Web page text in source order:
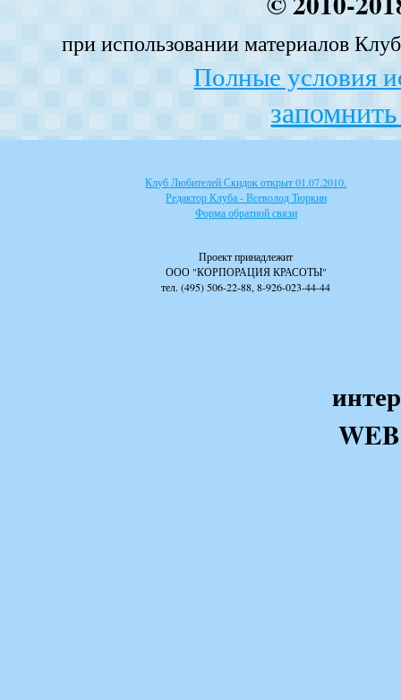
при использовании материалов
Полные условия
Клуб Любителей Скидок открыт 01.07.2010.
Редактор Клуба - Всеволод Тюркин
Форма обратной связи
Проект принадлежит
ООО "КОРПОРАЦИЯ КРАСОТЫ"
тел. (495) 506-22-88, 8-926-023-44-44